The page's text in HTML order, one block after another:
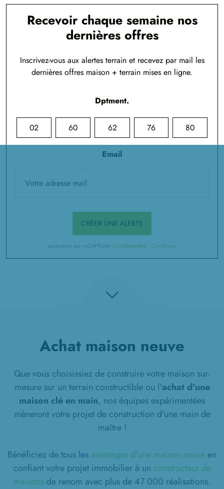
Recevoir chaque semaine nos
dernières offres
Inscrivez-vous aux alertes terrain et recevez par mail les
dernières offres maison + terrain mises en ligne.
Dptment.
02 60 62 76 80
Email
CRÉER UNE ALERTE
protection par reCAPTCHA Confidentialité - Conditions
Achat maison neuve
Que vous choisissiez de construire votre maison sur-
mesure sur un terrain constructible ou l'achat d'une
maison clé en main, nos équipes expérimentées
mèneront votre projet de construction d'une main de
maître !
Bénéficiez de tous les avantages d'une maison neuve en
confiant votre projet immobilier à un constructeur de
maisons de renom avec plus de 47 000 réalisations.